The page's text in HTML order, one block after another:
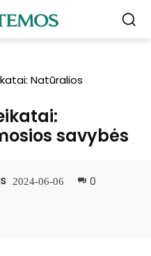
Natūralios
savybės
2024-06-06 0